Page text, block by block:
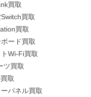
買取
買取
買取
ード買取
Wi-Fi買取
ツ買取
取
パネル買取